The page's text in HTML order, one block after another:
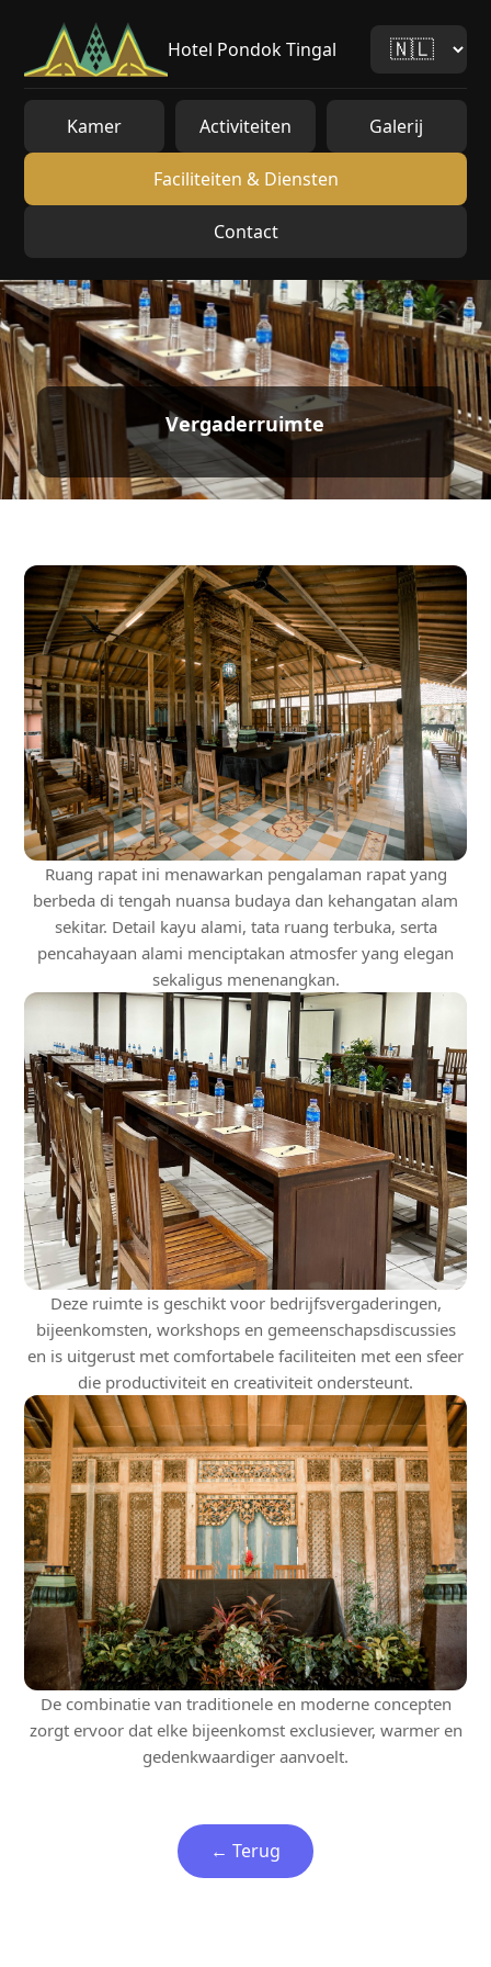
Hotel Pondok Tingal
Kamer Activiteiten Galerij
Faciliteiten & Diensten
Contact
Vergaderruimte
Ruang rapat ini menawarkan pengalaman rapat yang
berbeda di tengah nuansa budaya dan kehangatan alam
sekitar. Detail kayu alami, tata ruang terbuka, serta
pencahayaan alami menciptakan atmosfer yang elegan
sekaligus menenangkan.
Deze ruimte is geschikt voor bedrijfsvergaderingen,
bijeenkomsten, workshops en gemeenschapsdiscussies
en is uitgerust met comfortabele faciliteiten met een sfeer
die productiviteit en creativiteit ondersteunt.
De combinatie van traditionele en moderne concepten
zorgt ervoor dat elke bijeenkomst exclusiever, warmer en
gedenkwaardiger aanvoelt.
← Terug